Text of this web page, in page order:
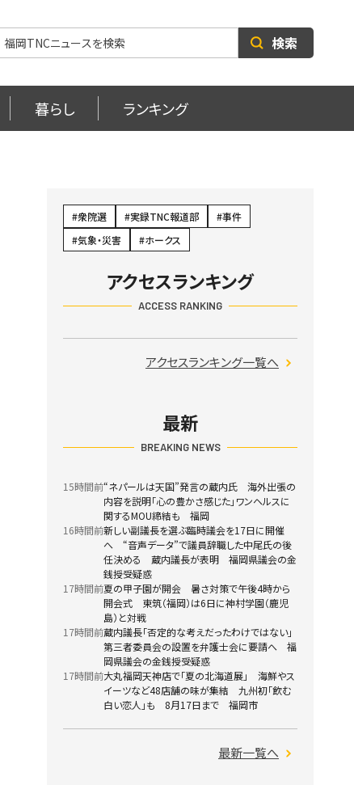
検索
暮らし ランキング
衆院選 実録TNC報道部
事件
気象・災害
ホークス
アクセスランキング
ACCESS RANKING
アクセスランキング一覧へ
最新
BREAKING NEWS
15時間前“ネパールは天国”発言の蔵内氏 海外出張の
内容を説明「心の豊かさ感じた」ワンヘルスに
関するMOU締結も 福岡
16時間前新しい副議長を選ぶ臨時議会を17日に開催
へ “音声データ”で議員辞職した中尾氏の後
任決める 蔵内議長が表明 福岡県議会の金
銭授受疑惑
17時間前夏の甲子園が開会 暑さ対策で午後4時から
開会式 東筑（福岡）は6日に神村学園（鹿児
島）と対戦
17時間前蔵内議長「否定的な考えだったわけではない」
第三者委員会の設置を弁護士会に要請へ 福
岡県議会の金銭授受疑惑
17時間前大丸福岡天神店で「夏の北海道展」 海鮮やス
イーツなど48店舗の味が集結 九州初「飲む
白い恋人」も 8月17日まで 福岡市
最新一覧へ